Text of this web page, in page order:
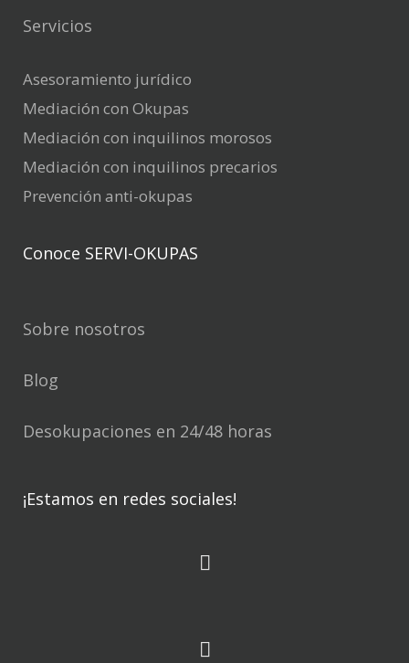
Servicios
Asesoramiento jurídico
Mediación con Okupas
Mediación con inquilinos morosos
Mediación con inquilinos precarios
Prevención anti-okupas
Conoce SERVI-OKUPAS
Sobre nosotros
Blog
Desokupaciones en 24/48 horas
¡Estamos en redes sociales!